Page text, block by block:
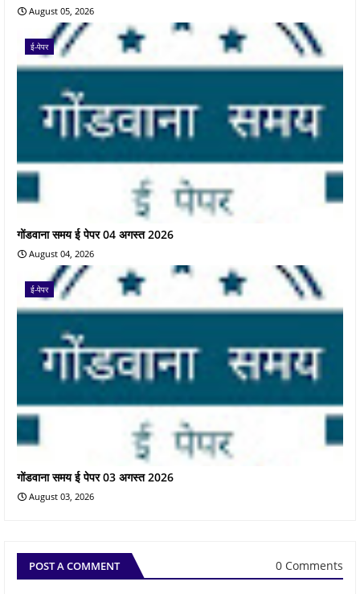
August 05, 2026
ई-पेपर
गोंडवाना समय ई पेपर 04 अगस्त 2026
August 04, 2026
ई-पेपर
गोंडवाना समय ई पेपर 03 अगस्त 2026
August 03, 2026
POST A COMMENT 0 Comments